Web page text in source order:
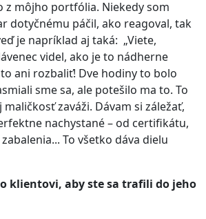
z môjho portfólia. Niekedy som
dotyčnému páčil, ako reagoval, tak
je napríklad aj taká: „Viete,
videl, ako je to nádherne
ani rozbaliť! Dve hodiny to bolo
sme sa, ale potešilo ma to. To
maličkosť zaváži. Dávam si záležať,
nachystané – od certifikátu,
To všetko dáva dielu
klientovi, aby ste sa trafili do jeho